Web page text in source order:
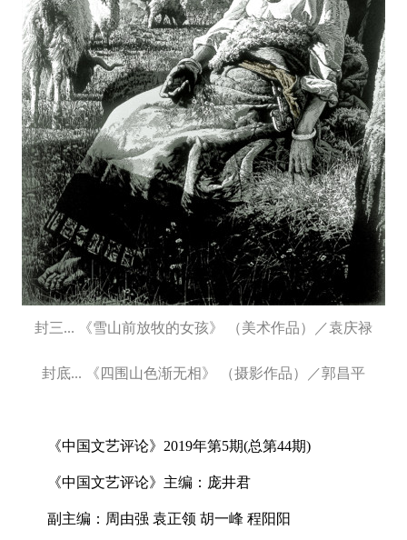
封三... 《雪山前放牧的女孩》 （美术作品）／袁庆禄
封底... 《四围山色渐无相》 （摄影作品）／郭昌平
《中国文艺评论》2019年第5期(总第44期)
《中国文艺评论》主编：庞井君
副主编：周由强 袁正领 胡一峰 程阳阳